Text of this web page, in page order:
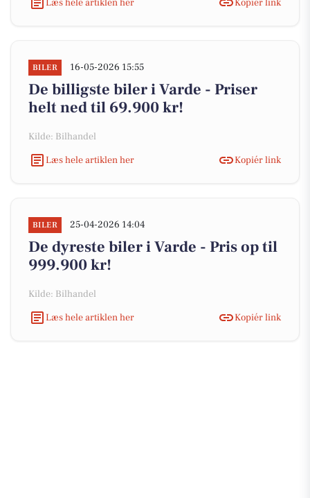
BILER 16-05-2026 15:55
De billigste biler i Varde - Priser
helt ned til 69.900 kr!
Kilde: Bilhandel
Læs hele artiklen her
Kopiér link
BILER 25-04-2026 14:04
De dyreste biler i Varde - Pris op til
999.900 kr!
Kilde: Bilhandel
Læs hele artiklen her
Kopiér link